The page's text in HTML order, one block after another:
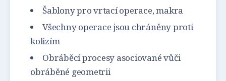
Šablony pro vrtací operace, makra
Všechny operace jsou chráněny proti
kolizím
Obráběcí procesy asociované vůči
obráběné geometrii